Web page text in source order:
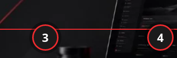
3 4